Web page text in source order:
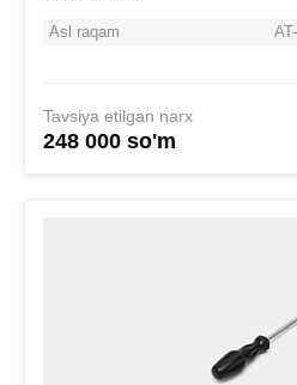
Asl raqam
Tavsiya etilgan narx
248 000 so'm